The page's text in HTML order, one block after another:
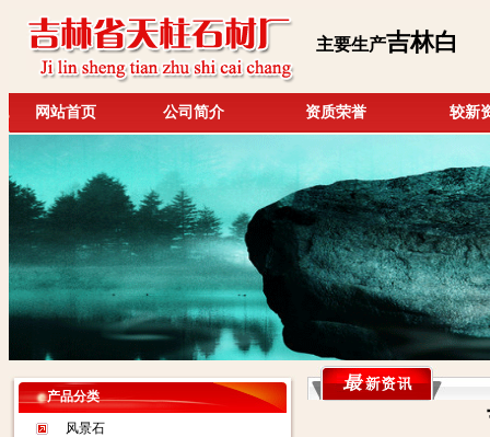
主要生产吉林白
网站首页 公司简介 资质荣誉 较新
产品分类
风景石